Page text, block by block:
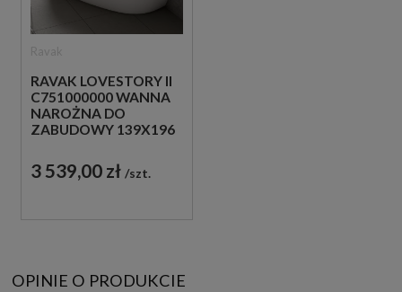
RAVAK LOVESTORY II
C751000000 WANNA
NAROŻNA DO
ZABUDOWY 139X196
3 539,00 zł szt.
OPINIE O PRODUKCIE